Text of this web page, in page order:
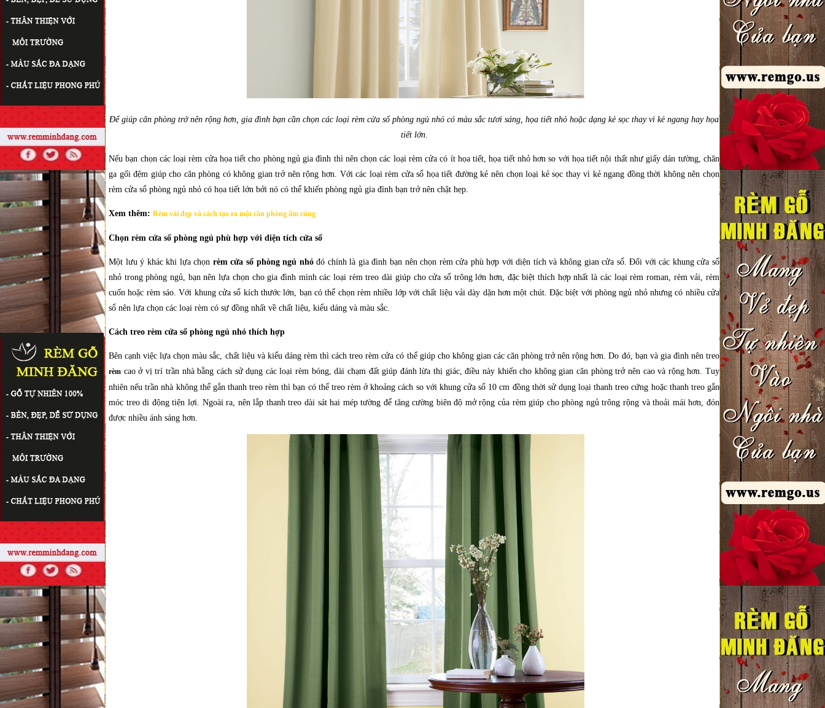
Để giúp căn phòng trở nên rộng hơn, gia đình bạn cần chọn các loại rèm cửa sổ phòng ngủ nhỏ có màu sắc tươi sáng, họa tiết nhỏ hoặc dạng kẻ sọc thay vì kẻ ngang hay họa
tiết lớn.
Nếu bạn chọn các loại rèm cửa họa tiết cho phòng ngủ gia đình thì nên chọn các loại rèm cửa có ít họa tiết, họa tiết nhỏ hơn so với họa tiết nội thất như giấy dán tường, chăn
ga gối đệm giúp cho căn phòng có không gian trở nên rộng hơn. Với các loại rèm cửa sổ họa tiết đường kẻ nên chọn loại kẻ sọc thay vì kẻ ngang đồng thời không nên chọn
rèm cửa sổ phòng ngủ nhỏ có họa tiết lớn bởi nó có thể khiến phòng ngủ gia đình bạn trở nên chật hẹp.
Xem thêm: Rèm vải đẹp và cách tạo ra một căn phòng ấm cúng
Chọn rèm cửa sổ phòng ngủ phù hợp với diện tích cửa sổ
Một lưu ý khác khi lựa chọn rèm cửa sổ phòng ngủ nhỏđó chính là gia đình bạn nên chọn rèm cửa phù hợp với diện tích và không gian cửa sổ. Đối với các khung cửa sổ
nhỏ trong phòng ngủ, bạn nên lựa chọn cho gia đình mình các loại rèm treo dài giúp cho cửa sổ trông lớn hơn, đặc biệt thích hợp nhất là các loại rèm roman, rèm vải, rèm
cuốn hoặc rèm sáo. Với khung cửa sổ kích thước lớn, bạn có thể chọn rèm nhiều lớp với chất liệu vải dày dặn hơn một chút. Đặc biệt với phòng ngủ nhỏ nhưng có nhiều cửa
sổ nên lựa chọn các loại rèm có sự đồng nhất về chất liệu, kiểu dáng và màu sắc.
Cách treo rèm cửa sổ phòng ngủ nhỏ thích hợp
Bên cạnh việc lựa chọn màu sắc, chất liệu và kiểu dáng rèm thì cách treo rèm cửa có thể giúp cho không gian các căn phòng trở nên rộng hơn. Do đó, bạn và gia đình nên treo
rèm cao ở vị trí trần nhà bằng cách sử dụng các loại rèm bóng, dài chạm đất giúp đánh lừa thị giác, điều này khiến cho không gian căn phòng trở nên cao và rộng hơn. Tuy
nhiên nếu trần nhà không thể gắn thanh treo rèm thì bạn có thể treo rèm ở khoảng cách so với khung cửa sổ 10 cm đồng thời sử dụng loại thanh treo cứng hoặc thanh treo gắn
móc treo di động tiện lợi. Ngoài ra, nên lắp thanh treo dài sát hai mép tường để tăng cường biên độ mở rộng của rèm giúp cho phòng ngủ trông rộng và thoải mái hơn, đón
được nhiều ánh sáng hơn.